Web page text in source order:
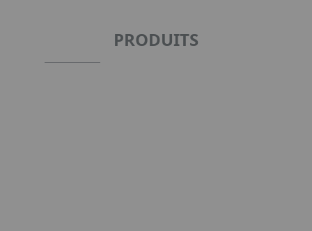
PRODUITS